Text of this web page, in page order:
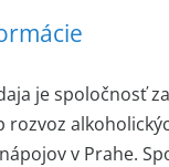
je spoločnosť
rozvoz
v Prahe.